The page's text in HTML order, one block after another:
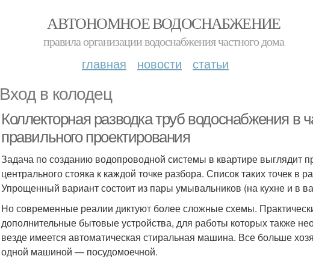
АВТОНОМНОЕ ВОДОСНАБЖЕНИЕ
правила организации водоснабжения частного дома
главная новости статьи
Вход в колодец
Коллекторная разводка труб водоснабжения в
правильного проектирования
Задача по созданию водопроводной системы в квартире выглядит
центрального стояка к каждой точке разбора. Список таких точек в
Упрощенный вариант состоит из пары умывальников (на кухне и в
Но современные реалии диктуют более сложные схемы.
дополнительные бытовые устройства, для работы которых также
везде имеется автоматическая стиральная машина. Все больше
одной машиной — посудомоечной.